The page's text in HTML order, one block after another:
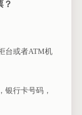
？
台或者ATM机
银行卡号码，